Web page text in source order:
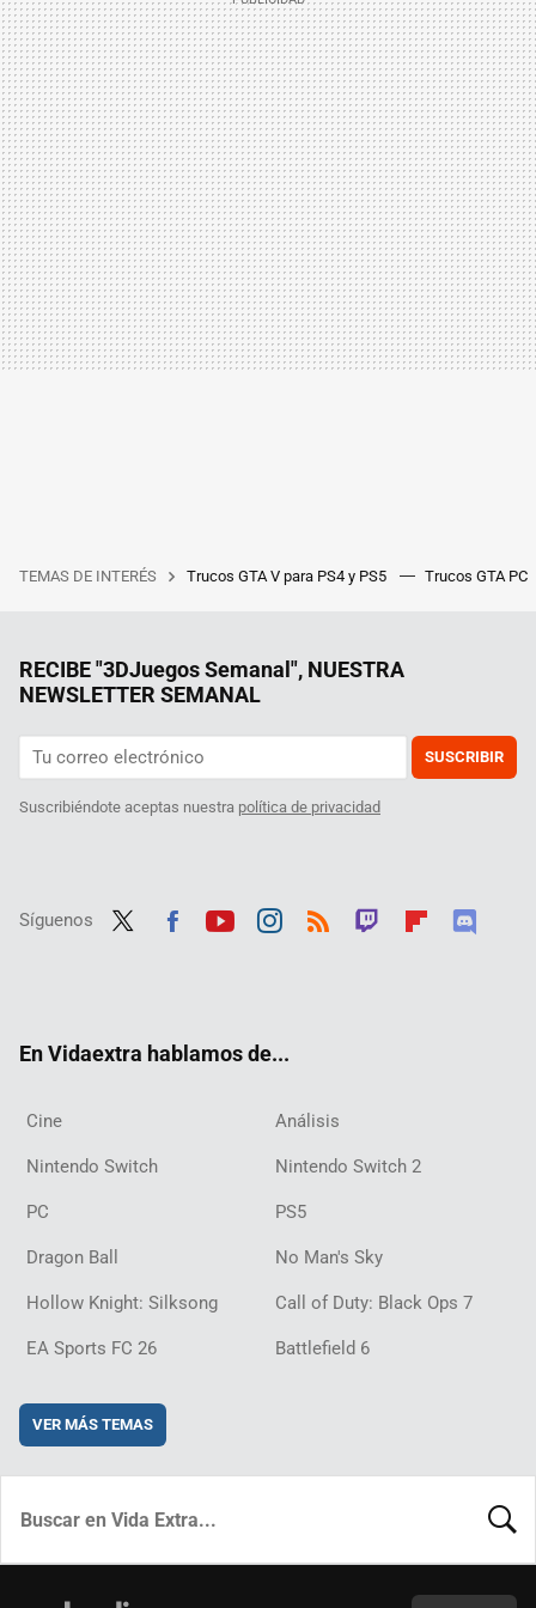
TEMAS DE INTERÉS Trucos GTA V para PS4 y PS5 Trucos GTA PC
RECIBE "3DJuegos Semanal", NUESTRA
NEWSLETTER SEMANAL
SUSCRIBIR
Suscribiéndote aceptas nuestra política de privacidad
Síguenos
En Vidaextra hablamos de...
Cine Análisis
Nintendo Switch Nintendo Switch 2
PC PS5
Dragon Ball No Man's Sky
Hollow Knight: Silksong Call of Duty: Black Ops 7
EA Sports FC 26 Battlefield 6
VER MÁS TEMAS